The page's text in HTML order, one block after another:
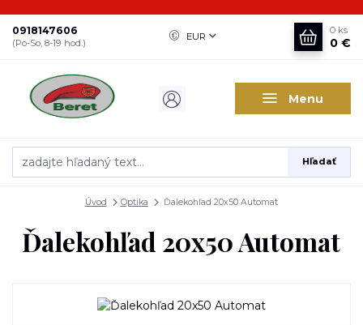
Menu
EUR
Hľadať
0918147606
(Po-So, 8-19 hod.)
0 ks
0 €
Úvod Optika Ďalekohľad 20x50 Automat
Ďalekohľad 20x50 Automat